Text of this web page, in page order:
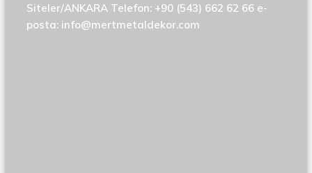
Siteler/ANKARA Telefon: +90 (543) 662 62 66 e-
posta: info@mertmetaldekor.com